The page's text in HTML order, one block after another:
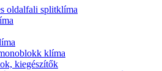
oldalfali splitklíma
klíma
kiegészítők